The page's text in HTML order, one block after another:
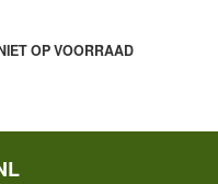
OP VOORRAAD